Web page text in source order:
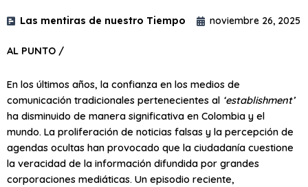
Las mentiras de nuestro Tiempo noviembre 26, 2025
AL PUNTO /
En los últimos años, la confianza en los medios de
comunicación tradicionales pertenecientes al ‘establishment’
ha disminuido de manera significativa en Colombia y el
mundo. La proliferación de noticias falsas y la percepción de
agendas ocultas han provocado que la ciudadanía cuestione
la veracidad de la información difundida por grandes
corporaciones mediáticas. Un episodio reciente,